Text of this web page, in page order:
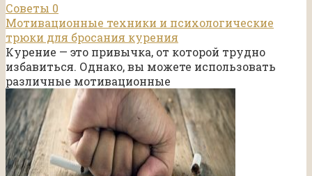
Советы 0
Мотивационные техники и психологические
трюки для бросания курения
Курение — это привычка, от которой трудно
избавиться. Однако, вы можете использовать
различные мотивационные